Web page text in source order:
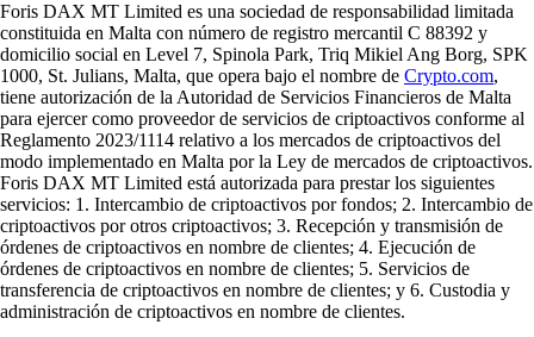
Foris DAX MT Limited es una sociedad de responsabilidad limitada
constituida en Malta con número de registro mercantil C 88392 y
domicilio social en Level 7, Spinola Park, Triq Mikiel Ang Borg, SPK
1000, St. Julians, Malta, que opera bajo el nombre de Crypto.com,
tiene autorización de la Autoridad de Servicios Financieros de Malta
para ejercer como proveedor de servicios de criptoactivos conforme al
Reglamento 2023/1114 relativo a los mercados de criptoactivos del
modo implementado en Malta por la Ley de mercados de criptoactivos.
Foris DAX MT Limited está autorizada para prestar los siguientes
servicios: 1. Intercambio de criptoactivos por fondos; 2. Intercambio de
criptoactivos por otros criptoactivos; 3. Recepción y transmisión de
órdenes de criptoactivos en nombre de clientes; 4. Ejecución de
órdenes de criptoactivos en nombre de clientes; 5. Servicios de
transferencia de criptoactivos en nombre de clientes; y 6. Custodia y
administración de criptoactivos en nombre de clientes.